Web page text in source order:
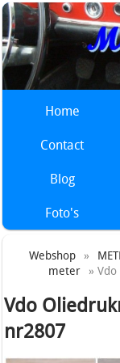
Home
Contact
Blog
Foto's
Webshop »
meter »
Vdo
nr2807